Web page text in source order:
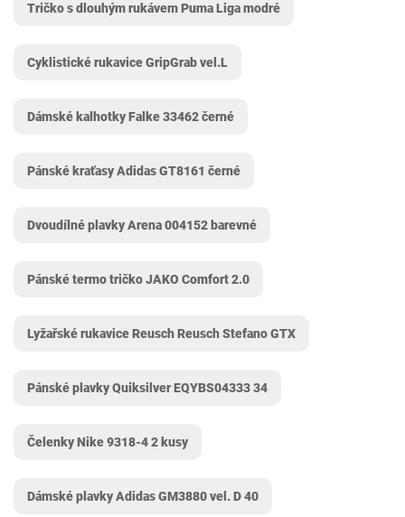
Tričko s dlouhým rukávem Puma Liga modré
Cyklistické rukavice GripGrab vel.L
Dámské kalhotky Falke 33462 černé
Pánské kraťasy Adidas GT8161 černé
Dvoudílné plavky Arena 004152 barevné
Pánské termo tričko JAKO Comfort 2.0
Lyžařské rukavice Reusch Reusch Stefano GTX
Pánské plavky Quiksilver EQYBS04333 34
Čelenky Nike ‎9318-4 2 kusy
Dámské plavky Adidas GM3880 vel. D 40